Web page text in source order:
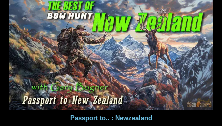
Passport to.. : Newzealand